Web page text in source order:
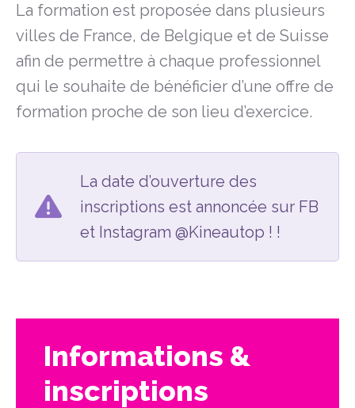
La formation est proposée dans plusieurs
villes de France, de Belgique et de Suisse
afin de permettre à chaque professionnel
qui le souhaite de bénéficier d’une offre de
formation proche de son lieu d’exercice.
La date d’ouverture des
inscriptions est annoncée sur FB
et Instagram @Kineautop ! !
Informations &
inscriptions